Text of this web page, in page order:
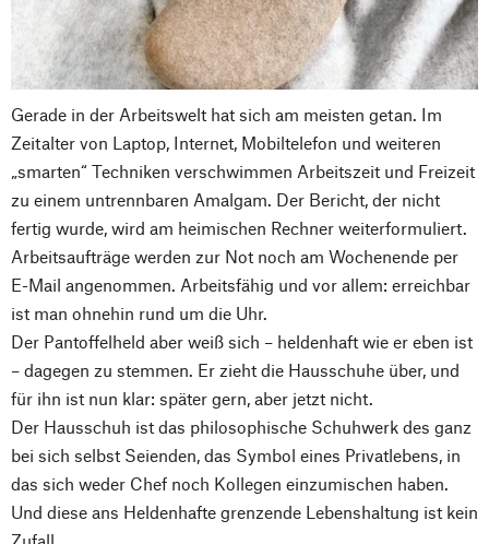
Gerade in der Arbeitswelt hat sich am meisten getan. Im
Zeitalter von Laptop, Internet, Mobiltelefon und weiteren
„smarten“ Techniken verschwimmen Arbeitszeit und Freizeit
zu einem untrennbaren Amalgam. Der Bericht, der nicht
fertig wurde, wird am heimischen Rechner weiterformuliert.
Arbeitsaufträge werden zur Not noch am Wochenende per
E-Mail angenommen. Arbeitsfähig und vor allem: erreichbar
ist man ohnehin rund um die Uhr.
Der Pantoffelheld aber weiß sich – heldenhaft wie er eben ist
– dagegen zu stemmen. Er zieht die Hausschuhe über, und
für ihn ist nun klar: später gern, aber jetzt nicht.
Der Hausschuh ist das philosophische Schuhwerk des ganz
bei sich selbst Seienden, das Symbol eines Privatlebens, in
das sich weder Chef noch Kollegen einzumischen haben.
Und diese ans Heldenhafte grenzende Lebenshaltung ist kein
Zufall.